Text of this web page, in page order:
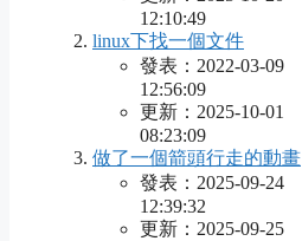
12:10:49
linux下找一個文件
發表：2022-03-09
12:56:09
更新：2025-10-01
08:23:09
做了一個箭頭行走的動畫
發表：2025-09-24
12:39:32
更新：2025-09-25